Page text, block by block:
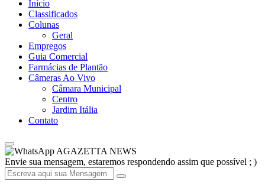
Início
Classificados
Colunas
Geral
Empregos
Guia Comercial
Farmácias de Plantão
Câmeras Ao Vivo
Câmara Municipal
Centro
Jardim Itália
Contato
AGAZETTA NEWS
Envie sua mensagem, estaremos respondendo assim que possível ; )